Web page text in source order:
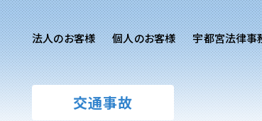
法人のお客様 個人のお客様
客様ご相談
宇都宮法律事
交通事故